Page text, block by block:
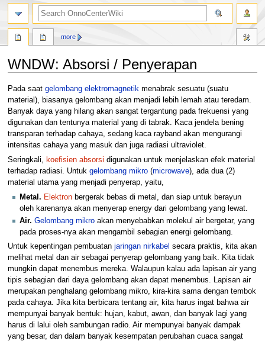
WNDW: Absorsi / Penyerapan
Jump
to
navigation
Jump
to
search
Pada saat gelombang elektromagnetik menabrak sesuatu (suatu
material), biasanya gelombang akan menjadi lebih lemah atau teredam.
Banyak daya yang hilang akan sangat tergantung pada frekuensi yang
digunakan dan tentunya material yang di tabrak. Kaca jendela bening
transparan terhadap cahaya, sedang kaca rayband akan mengurangi
intensitas cahaya yang masuk dan juga radiasi ultraviolet.
Seringkali, koefisien absorsi digunakan untuk menjelaskan efek material
terhadap radiasi. Untuk gelombang mikro(microwave), ada dua (2)
material utama yang menjadi penyerap, yaitu,
Metal. Elektron bergerak bebas di metal, dan siap untuk berayun
oleh karenanya akan menyerap energy dari gelombang yang lewat.
Air. Gelombang mikro akan menyebabkan molekul air bergetar, yang
pada proses-nya akan mengambil sebagian energi gelombang.
Untuk kepentingan pembuatan jaringan nirkabel secara praktis, kita akan
melihat metal dan air sebagai penyerap gelombang yang baik. Kita tidak
mungkin dapat menembus mereka. Walaupun kalau ada lapisan air yang
tipis sebagian dari daya gelombang akan dapat menembus. Lapisan air
merupakan penghalang gelombang mikro, kira-kira sama dengan tembok
pada cahaya. Jika kita berbicara tentang air, kita harus ingat bahwa air
mempunyai banyak bentuk: hujan, kabut, awan, dan banyak lagi yang
harus di lalui oleh sambungan radio. Air mempunyai banyak dampak
yang besar, dan dalam banyak kesempatan perubahan cuaca sangat
more
search